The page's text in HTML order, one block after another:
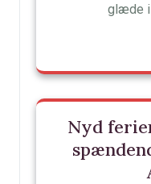
glæde i
Nyd